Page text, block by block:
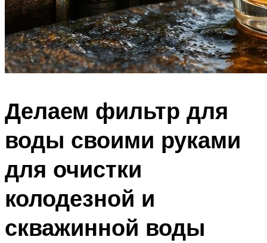
Делаем фильтр для
воды своими руками
для очистки
колодезной и
скважинной воды